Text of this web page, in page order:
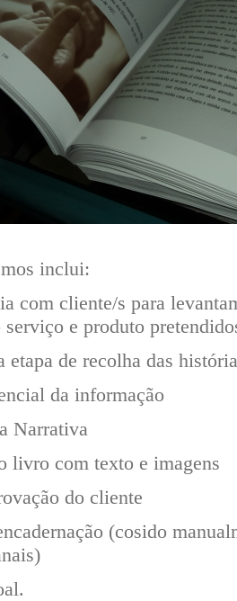
inclui:
com cliente/s para
serviço e produto
etapa de recolha das
da informação
Narrativa
livro com texto e imagens
do cliente
(cosido